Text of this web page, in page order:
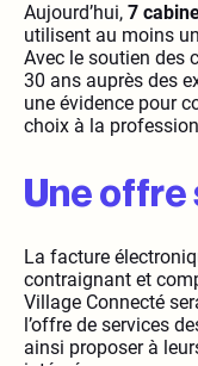
Aujourd’hui, 7
utilisent au moins
Avec le soutien des
30 ans auprès des
une évidence pour
choix à la
Une offre
La facture
contraignant et
Village Connecté
l’offre de services
ainsi proposer à